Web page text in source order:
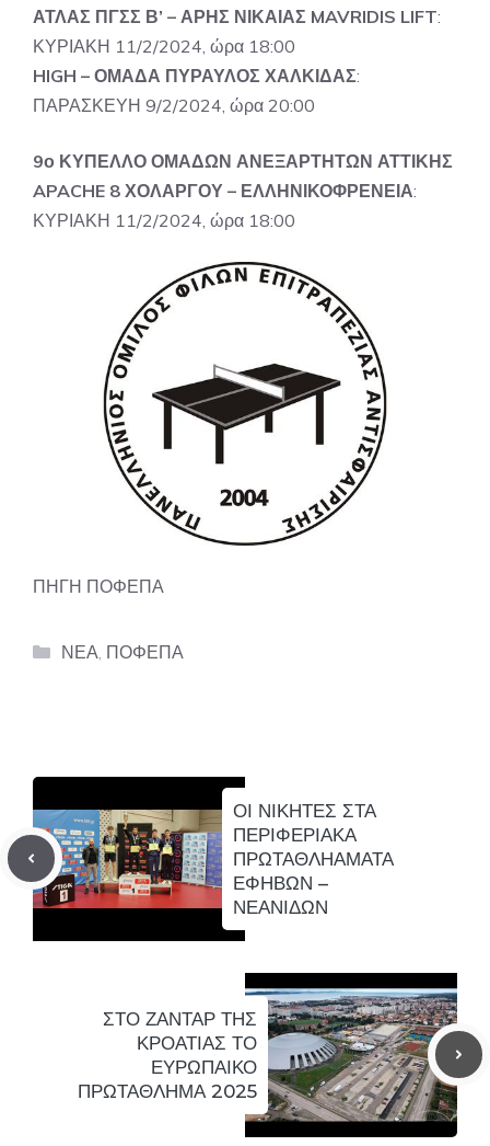
​ΑΤΛΑΣ ΠΓΣΣ Β’ – ΑΡΗΣ ΝΙΚΑΙΑΣ MAVRIDIS LIFT:
ΚΥΡΙΑΚΗ 11/2/2024, ώρα 18:00
HIGH – ΟΜΑΔΑ ΠΥΡΑΥΛΟΣ ΧΑΛΚΙΔΑΣ:
ΠΑΡΑΣΚΕΥΗ 9/2/2024, ώρα 20:00
9ο ΚΥΠΕΛΛΟ ΟΜΑΔΩΝ ΑΝΕΞΑΡΤΗΤΩΝ ΑΤΤΙΚΗΣ
APACHE 8 ΧΟΛΑΡΓΟΥ – ΕΛΛΗΝΙΚΟΦΡΕΝΕΙΑ:
ΚΥΡΙΑΚΗ 11/2/2024, ώρα 18:00
ΠΗΓΗ ΠΟΦΕΠΑ
Categories
ΝΕΑ ΠΟΦΕΠΑ
ΟΙ ΝΙΚΗΤΕΣ ΣΤΑ
ΠΕΡΙΦΕΡΙΑΚΑ
ΠΡΩΤΑΘΛΗΑΜΑΤΑ
ΕΦΗΒΩΝ –
ΝΕΑΝΙΔΩΝ
ΣΤΟ ΖΑΝΤΑΡ ΤΗΣ
ΚΡΟΑΤΙΑΣ ΤΟ
ΕΥΡΩΠΑΙΚΟ
ΠΡΩΤΑΘΛΗΜΑ 2025